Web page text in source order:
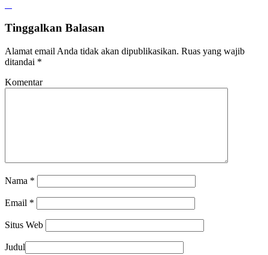
Tinggalkan Balasan
Alamat email Anda tidak akan dipublikasikan. Ruas yang wajib
ditandai *
Komentar
Nama *
Email *
Situs Web
Judul